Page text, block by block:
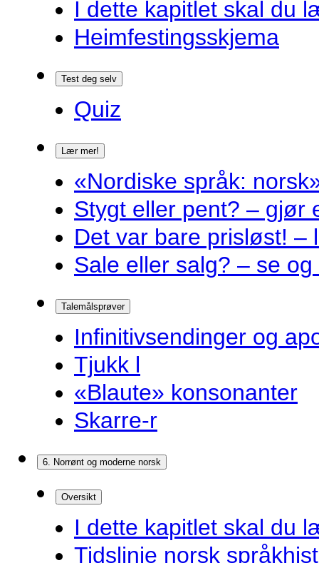
I dette kapitlet skal du
Heimfestingsskjema
Test deg selv
Quiz
Lær mer!
«Nordiske språk:
Stygt eller pent? – gjør
Det var bare prisløst! –
Sale eller salg? – se
Talemålsprøver
Infinitivsendinger og
Tjukk l
«Blaute» konsonanter
Skarre-r
6. Norrønt og moderne norsk
Oversikt
I dette kapitlet skal du
Tidslinje norsk